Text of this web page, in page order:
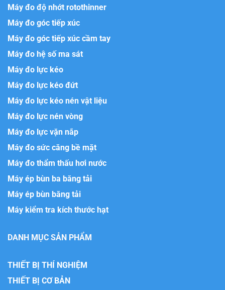
Máy đo độ nhớt rotothinner
Máy đo góc tiếp xúc
Máy đo góc tiếp xúc cầm tay
Máy đo hệ số ma sát
Máy đo lực kéo
Máy đo lực kéo đứt
Máy đo lực kéo nén vật liệu
Máy đo lực nén vòng
Máy đo lực vặn nắp
Máy đo sức căng bề mặt
Máy đo thẩm thấu hơi nước
Máy ép bùn ba băng tải
Máy ép bùn băng tải
Máy kiểm tra kích thước hạt
DANH MỤC SẢN PHẨM
THIẾT BỊ THÍ NGHIỆM
THIẾT BỊ CƠ BẢN